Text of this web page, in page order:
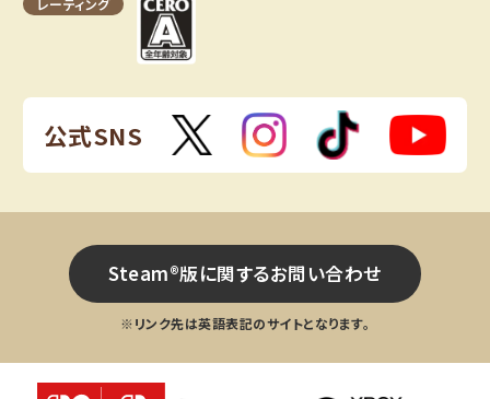
レーティング
公式SNS
Steam®版に関するお問い合わせ
※リンク先は英語表記のサイトとなります。